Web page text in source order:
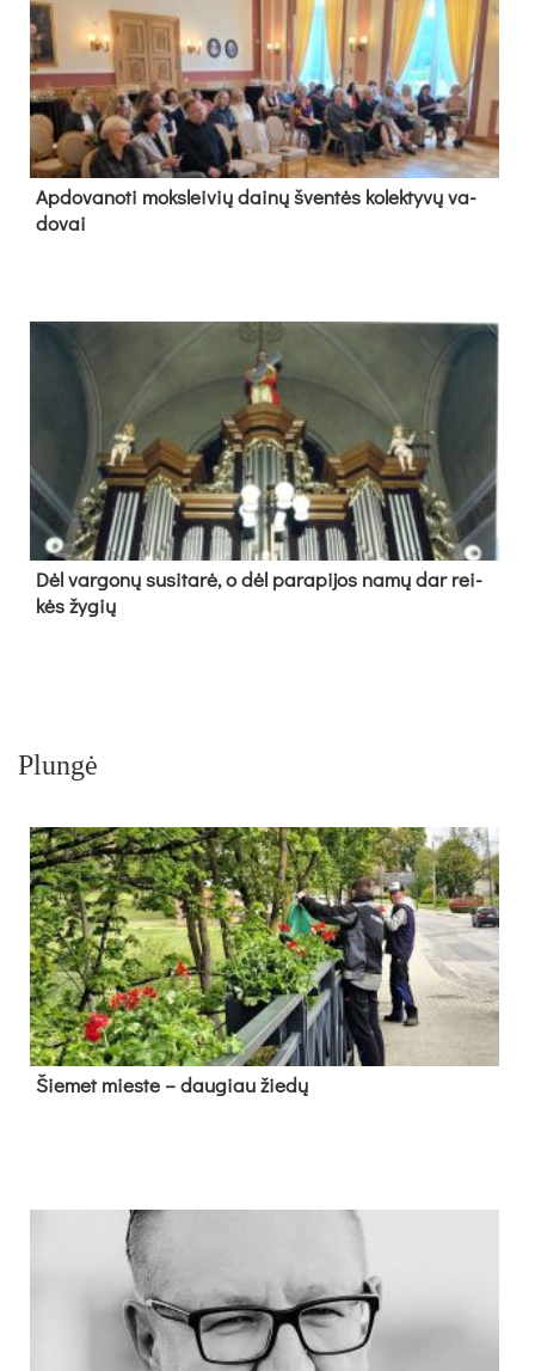
Ap­do­va­no­ti moks­lei­vių dai­nų šven­tės ko­lek­ty­vų va­
do­vai
Dėl var­go­nų su­si­ta­rė, o dėl pa­ra­pi­jos na­mų dar rei­
kės žy­gių
Plungė
Šie­met mies­te – dau­giau žie­dų